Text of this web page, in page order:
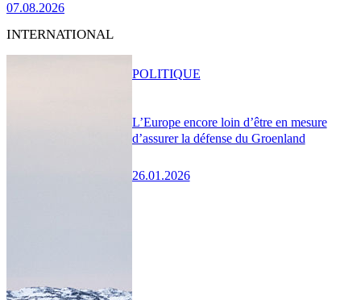
07.08.2026
INTERNATIONAL
L’Europe encore loin d’être en mesure
d’assurer la défense du Groenland
26.01.2026
POLITIQUE